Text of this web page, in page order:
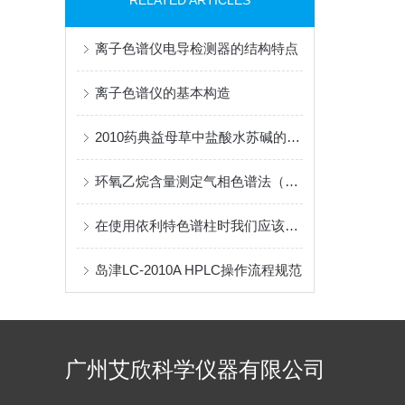
离子色谱仪电导检测器的结构特点
离子色谱仪的基本构造
2010药典益母草中盐酸水苏碱的测定
环氧乙烷含量测定气相色谱法（GB/T15979-2002）
在使用依利特色谱柱时我们应该注意什么事项
岛津LC-2010A HPLC操作流程规范
广州艾欣科学仪器有限公司